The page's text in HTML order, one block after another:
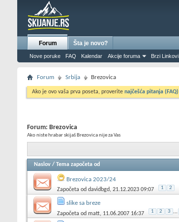
Forum
Nove poruke FAQ Kalendar Akcije foruma Brzi Linkovi
Šta je novo?
Forum Srbija Brezovica
Ako je ovo vaša prva poseta, proverite najčešća pitanja (FAQ)
Forum: Brezovica
Ako niste hrabar skijaš Brezovica nije za Vas
Naslov / Tema započeta od
Brezovica 2023/24
Započeta od davidbgd, 21.12.2023 09:07 1 2
slike sa breze
Započeta od matt, 11.06.2007 16:37 1 2 3 ...